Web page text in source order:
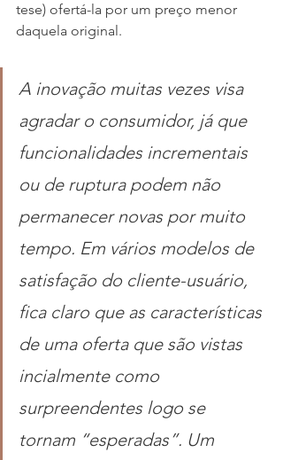
tese) ofertá-la por um preço menor
daquela original.
A inovação muitas vezes visa
agradar o consumidor, já que
funcionalidades incrementais
ou de ruptura podem não
permanecer novas por muito
tempo. Em vários modelos de
satisfação do cliente-usuário,
fica claro que as características
de uma oferta que são vistas
incialmente como
surpreendentes logo se
tornam “esperadas”. Um